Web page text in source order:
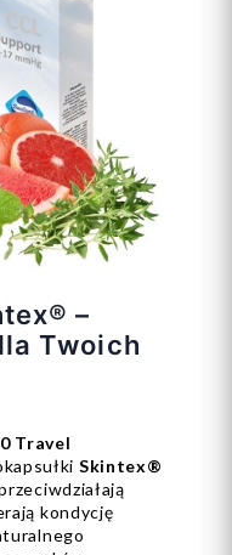
–
Twoich
Travel
Skintex®
kondycję